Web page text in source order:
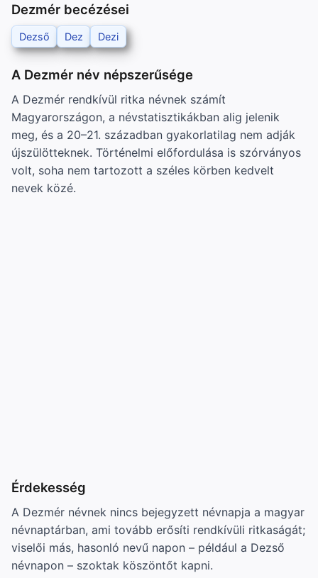
Dezmér becézései
Dezső Dez Dezi
A Dezmér név népszerűsége
A Dezmér rendkívül ritka névnek számít
Magyarországon, a névstatisztikákban alig jelenik
meg, és a 20–21. században gyakorlatilag nem adják
újszülötteknek. Történelmi előfordulása is szórványos
volt, soha nem tartozott a széles körben kedvelt
nevek közé.
Érdekesség
A Dezmér névnek nincs bejegyzett névnapja a magyar
névnaptárban, ami tovább erősíti rendkívüli ritkaságát;
viselői más, hasonló nevű napon – például a Dezső
névnapon – szoktak köszöntőt kapni.